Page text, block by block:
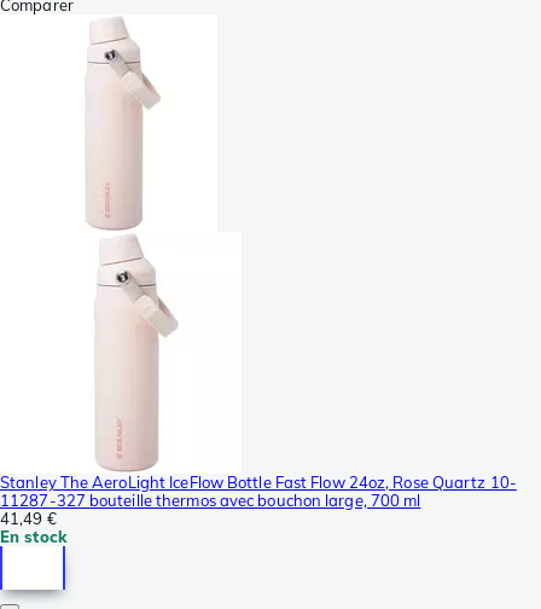
Comparer
Stanley The AeroLight IceFlow Bottle Fast Flow 24oz, Rose Quartz 10-
11287-327 bouteille thermos avec bouchon large, 700 ml
41,49 €
En stock